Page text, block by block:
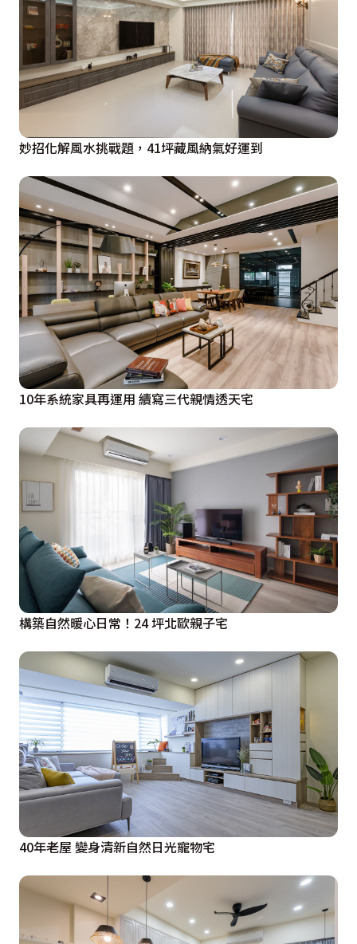
妙招化解風水挑戰題，41坪藏風納氣好運到
10年系統家具再運用 續寫三代親情透天宅
構築自然暖心日常！24 坪北歐親子宅
40年老屋 變身清新自然日光寵物宅